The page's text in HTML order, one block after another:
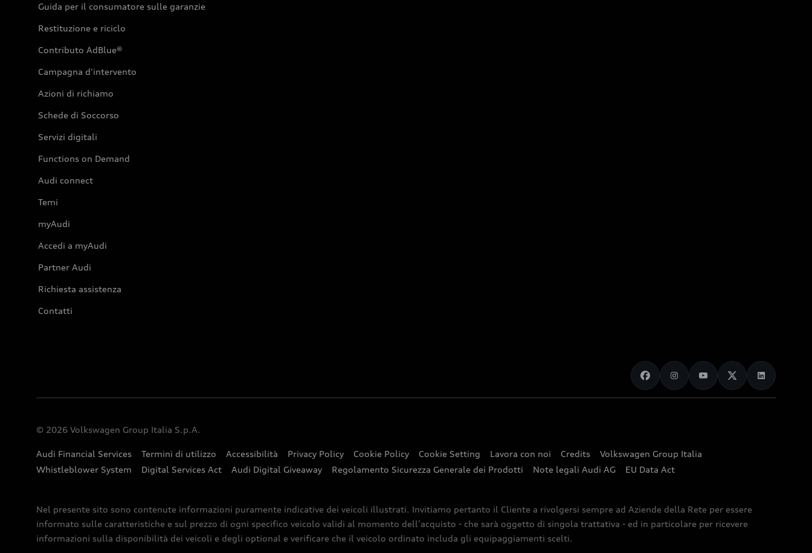
Guida per il consumatore sulle garanzie
Restituzione e riciclo
Contributo AdBlue®
Campagna d'intervento
Azioni di richiamo
Schede di Soccorso
Servizi digitali
Functions on Demand
Audi connect
Temi
myAudi
Accedi a myAudi
Partner Audi
Richiesta assistenza
Contatti
© 2026 Volkswagen Group Italia S.p.A.
Audi Financial Services Termini di utilizzo Accessibilità Privacy Policy Cookie Policy Cookie Setting Lavora con noi Credits
Volkswagen Group Italia
Whistleblower System
Digital Services Act Audi Digital Giveaway Regolamento Sicurezza Generale dei Prodotti Note legali Audi AG EU Data Act
Nel presente sito sono contenute informazioni puramente indicative dei veicoli illustrati. Invitiamo pertanto il Cliente a rivolgersi sempre ad Aziende della Rete per essere
informato sulle caratteristiche e sul prezzo di ogni specifico veicolo validi al momento dell’acquisto - che sarà oggetto di singola trattativa - ed in particolare per ricevere
informazioni sulla disponibilità dei veicoli e degli optional e verificare che il veicolo ordinato includa gli equipaggiamenti scelti.